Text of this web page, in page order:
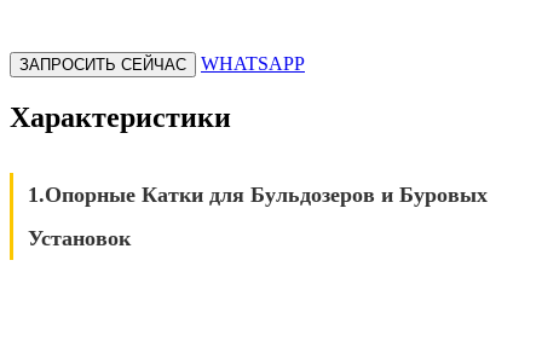
ЗАПРОСИТЬ СЕЙЧАС WHATSAPP
Характеристики
1.Опорные Катки для Бульдозеров и Буровых
Установок